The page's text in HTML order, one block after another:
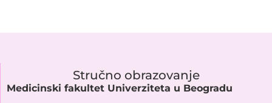
Stručno obrazovanje
Medicinski fakultet Univerziteta u Beogradu​